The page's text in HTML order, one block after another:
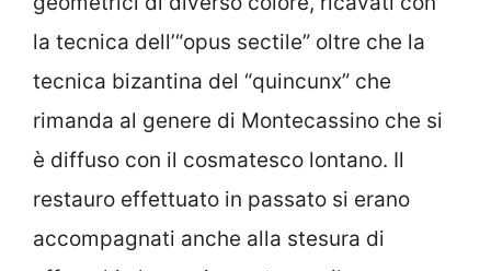
la tecnica dell’“opus sectile” oltre che la
tecnica bizantina del “quincunx” che
rimanda al genere di Montecassino che si
è diffuso con il cosmatesco lontano. Il
restauro effettuato in passato si erano
accompagnati anche alla stesura di